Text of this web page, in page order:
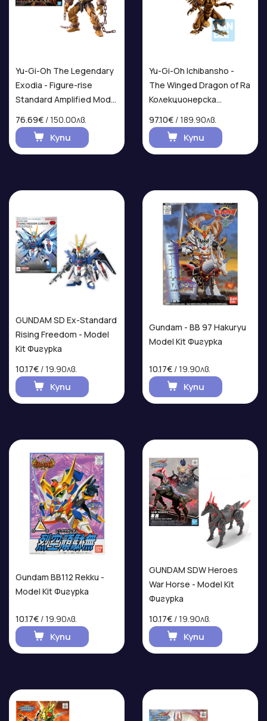
Yu-Gi-Oh The Legendary
Exodia - Figure-rise
Standard Amplified Model
76.69€ / 150.00лв.
Купи
Yu-Gi-Oh Ichibansho -
The Winged Dragon of Ra
Колекционерска
97.10€ / 189.90лв.
Купи
GUNDAM SD Ex-Standard
Rising Freedom - Model
Kit Фигурка
10.17€ / 19.90лв.
Купи
Gundam - BB 97 Hakuryu
Model Kit Фигурка
10.17€ / 19.90лв.
Купи
Gundam BB112 Rekku -
Model Kit Фигурка
10.17€ / 19.90лв.
Купи
GUNDAM SDW Heroes
War Horse - Model Kit
Фигурка
10.17€ / 19.90лв.
Купи